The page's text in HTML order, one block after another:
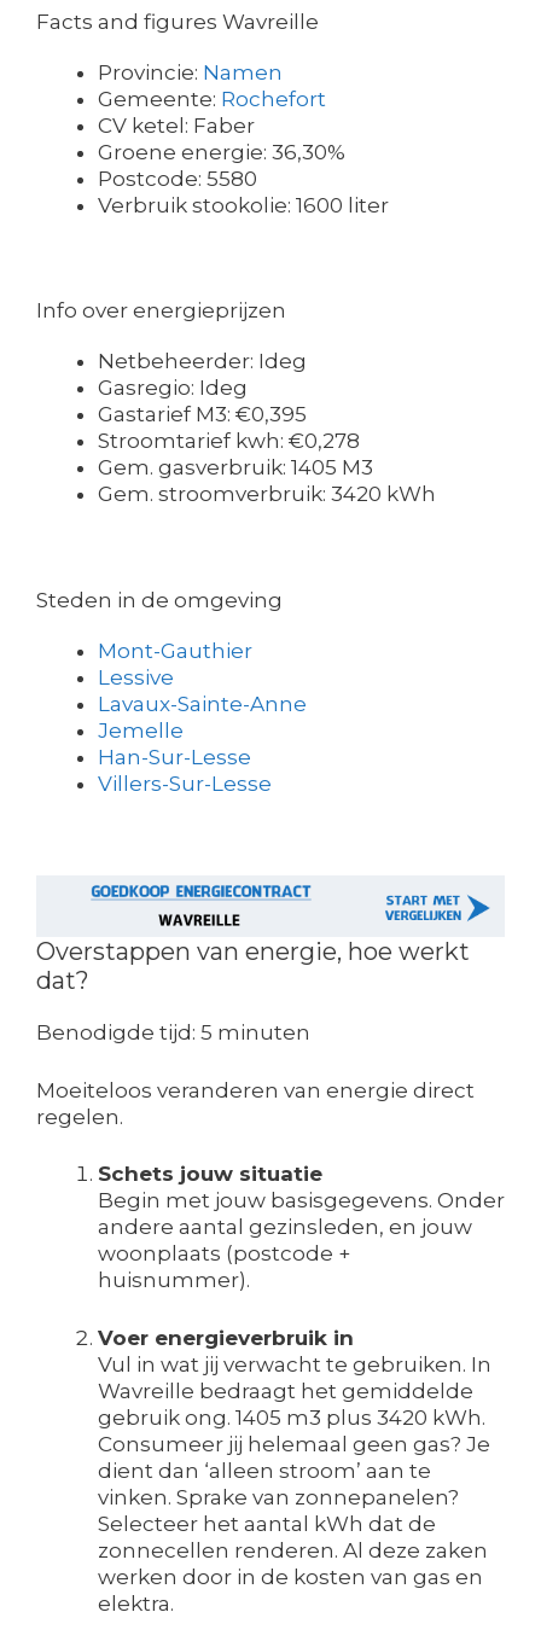
Facts and figures Wavreille
Provincie: Namen
Gemeente: Rochefort
CV ketel: Faber
Groene energie: 36,30%
Postcode: 5580
Verbruik stookolie: 1600 liter
Info over energieprijzen
Netbeheerder: Ideg
Gasregio: Ideg
Gastarief M3: €0,395
Stroomtarief kwh: €0,278
Gem. gasverbruik: 1405 M3
Gem. stroomverbruik: 3420 kWh
Steden in de omgeving
Mont-Gauthier
Lessive
Lavaux-Sainte-Anne
Jemelle
Han-Sur-Lesse
Villers-Sur-Lesse
Overstappen van energie, hoe werkt
dat?
Benodigde tijd: 5 minuten
Moeiteloos veranderen van energie direct
regelen.
Schets jouw situatie
Begin met jouw basisgegevens. Onder
andere aantal gezinsleden, en jouw
woonplaats (postcode +
huisnummer).
Voer energieverbruik in
Vul in wat jij verwacht te gebruiken. In
Wavreille bedraagt het gemiddelde
gebruik ong. 1405 m3 plus 3420 kWh.
Consumeer jij helemaal geen gas? Je
dient dan ‘alleen stroom’ aan te
vinken. Sprake van zonnepanelen?
Selecteer het aantal kWh dat de
zonnecellen renderen. Al deze zaken
werken door in de kosten van gas en
elektra.